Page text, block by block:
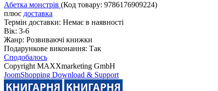
Абетка монстрів (Код товару: 9786176909224)
плюс доставка
Термін доставки: Немає в наявності
Вік: 3-6
Жанр: Розвиваючі книжки
Подарункове виконання: Так
Сподобалось
Copyright MAXXmarketing GmbH
JoomShopping Download & Support